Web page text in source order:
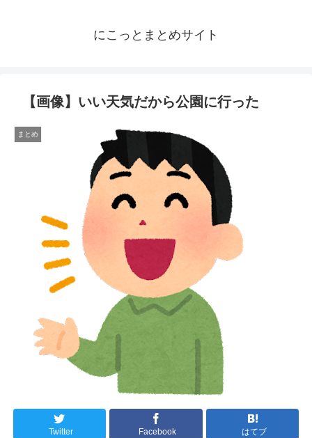
にこっとまとめサイト
【画像】いい天気だから公園に行った
まとめ
Twitter Facebook はてブ